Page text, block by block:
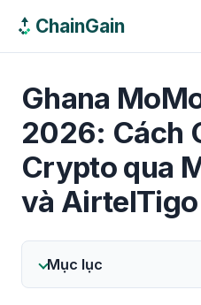
ChainGain
Ghana
2026: Cách
Crypto qua
và
Mục lục